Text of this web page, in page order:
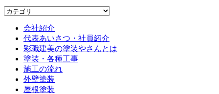
会社紹介
代表あいさつ・社員紹介
彩職建美の塗装やさんとは
塗装・各種工事
施工の流れ
外壁塗装
屋根塗装